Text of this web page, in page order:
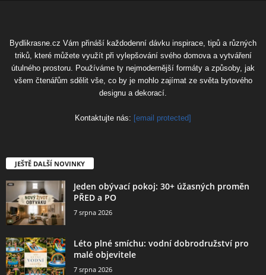
Bydlikrasne.cz Vám přináší každodenní dávku inspirace, tipů a různých
triků, které můžete využít při vylepšování svého domova a vytváření
útulného prostoru. Používáme ty nejmodernější formáty a způsoby, jak
všem čtenářům sdělit vše, co by je mohlo zajímat ze světa bytového
designu a dekorací.
Kontaktujte nás: [email protected]
JEŠTĚ DALŠÍ NOVINKY
Jeden obývací pokoj: 30+ úžasných proměn
PŘED a PO
7 srpna 2026
Léto plné smíchu: vodní dobrodružství pro
malé objevitele
7 srpna 2026